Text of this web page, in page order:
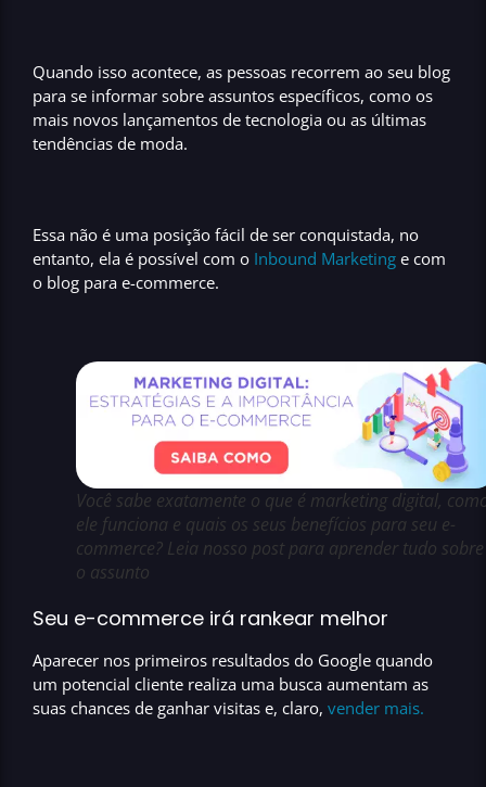
Quando isso acontece, as pessoas recorrem ao seu blog
para se informar sobre assuntos específicos, como os
mais novos lançamentos de tecnologia ou as últimas
tendências de moda.
Essa não é uma posição fácil de ser conquistada, no
entanto, ela é possível com o Inbound Marketing e com
o blog para e-commerce.
Você sabe exatamente o que é marketing digital,
ele funciona e quais os seus benefícios para seu e-
commerce? Leia nosso post para aprender tudo sobre
o assunto
Seu e-commerce irá rankear melhor
Aparecer nos primeiros resultados do Google quando
um potencial cliente realiza uma busca aumentam as
suas chances de ganhar visitas e, claro, vender mais.